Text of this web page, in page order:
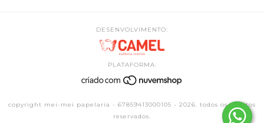
DESENVOLVIMENTO:
PLATAFORMA:
copyright mei-mei papelaria - 67859413000105 - 2026. todos os direitos
reservados.